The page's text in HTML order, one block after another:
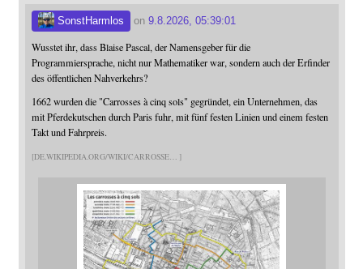
SonstHarmlos on 9.8.2026, 05:39:01
Wusstet ihr, dass Blaise Pascal, der Namensgeber für die
Programmiersprache, nicht nur Mathematiker war, sondern auch der Erfinder
des öffentlichen Nahverkehrs?
1662 wurden die "Carrosses à cinq sols" gegründet, ein Unternehmen, das
mit Pferdekutschen durch Paris fuhr, mit fünf festen Linien und einem festen
Takt und Fahrpreis.
DE.WIKIPEDIA.ORG/WIKI/CARROSSE